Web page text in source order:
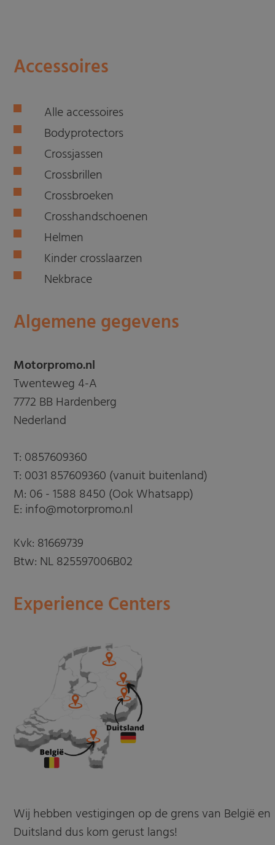
Accessoires
Alle accessoires
Bodyprotectors
Crossjassen
Crossbrillen
Crossbroeken
Crosshandschoenen
Helmen
Kinder crosslaarzen
Nekbrace
Algemene gegevens
Motorpromo.nl
Twenteweg 4-A
7772 BB Hardenberg
Nederland
T: 0857609360
T: 0031 857609360 (vanuit buitenland)
M: 06 - 1588 8450 (Ook Whatsapp)
E: info@motorpromo.nl
Kvk: 81669739
Btw: NL 825597006B02
Experience Centers
Wij hebben vestigingen op de grens van België en
Duitsland dus kom gerust langs!